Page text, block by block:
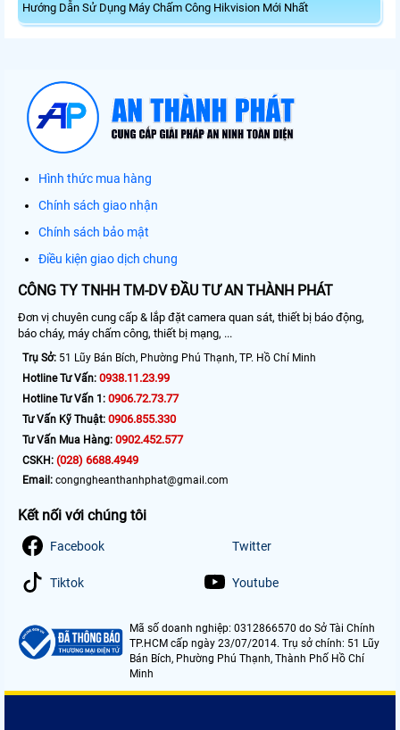
Hướng Dẫn Sử Dụng Máy Chấm Công Hikvision Mới Nhất
Hình thức mua hàng
Chính sách giao nhận
Chính sách bảo mật
Điều kiện giao dịch chung
CÔNG TY TNHH TM-DV ĐẦU TƯ AN THÀNH PHÁT
Đơn vị chuyên cung cấp & lắp đặt camera quan sát, thiết bị báo động,
báo cháy, máy chấm công, thiết bị mạng, ...
Trụ Sở: 51 Lũy Bán Bích, Phường Phú Thạnh, TP. Hồ Chí Minh
Hotline Tư Vấn: 0938.11.23.99
Hotline Tư Vấn 1: 0906.72.73.77
Tư Vấn Kỹ Thuật: 0906.855.330
Tư Vấn Mua Hàng: 0902.452.577
CSKH: (028) 6688.4949
Email: congngheanthanhphat@gmail.com
Kết nối với chúng tôi
Facebook Twitter
Tiktok Youtube
Mã số doanh nghiệp: 0312866570 do Sở Tài Chính
TP.HCM cấp ngày 23/07/2014. Trụ sở chính: 51 Lũy
Bán Bích, Phường Phú Thạnh, Thành Phố Hồ Chí
Minh